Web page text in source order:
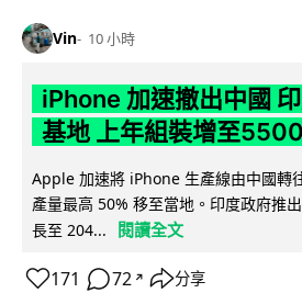
Vin 10 小時
iPhone 加速撤出中國
基地 上年組裝增至
Apple 加速將 iPhone 生產線由中國轉
產量最高 50% 移至當地。印度政府推
長至 204...
閱讀全文
171 72 ↗ 分享